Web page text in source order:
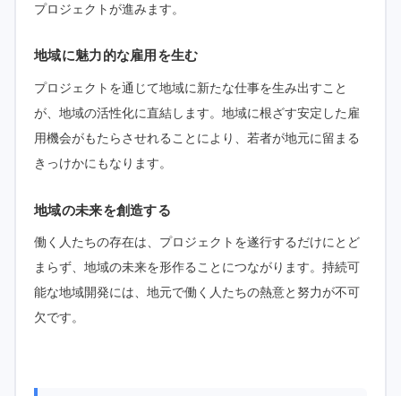
プロジェクトが進みます。
地域に魅力的な雇用を生む
プロジェクトを通じて地域に新たな仕事を生み出すこと
が、地域の活性化に直結します。地域に根ざす安定した雇
用機会がもたらさせれることにより、若者が地元に留まる
きっけかにもなります。
地域の未来を創造する
働く人たちの存在は、プロジェクトを遂行するだけにとど
まらず、地域の未来を形作ることにつながります。持続可
能な地域開発には、地元で働く人たちの熱意と努力が不可
欠です。